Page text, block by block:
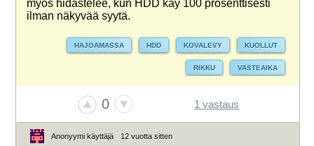
myös hidastelee, kun HDD käy 100 prosenttisesti
ilman näkyvää syytä.
HAJOAMASSA HDD KOVALEVY KUOLLUT
RIKKU VASTEAIKA
0 1 vastaus
Anonyymi käyttäjä 12 vuotta sitten